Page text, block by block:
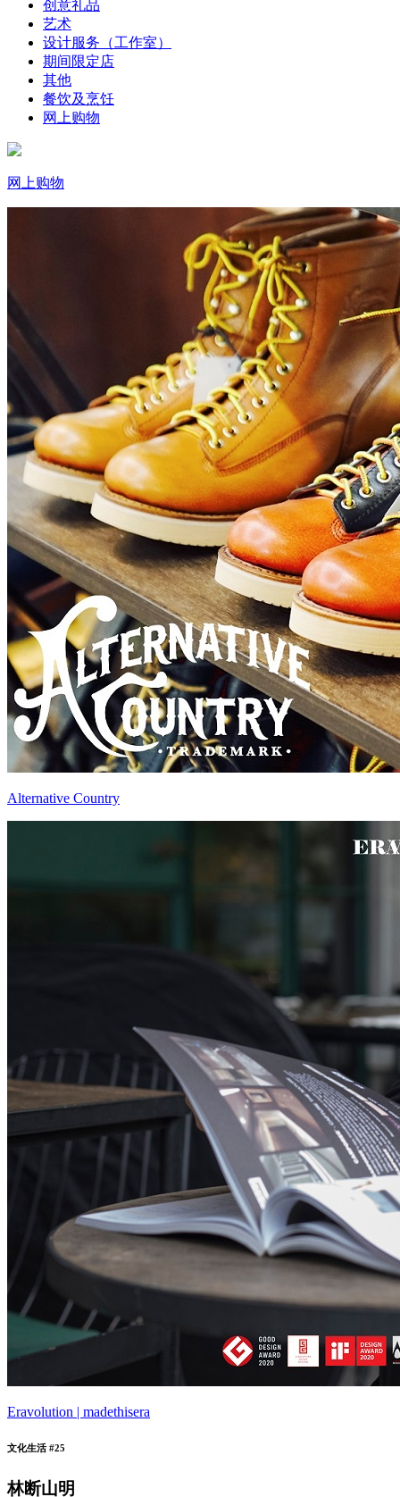
创意礼品
艺术
设计服务（工作室）
期间限定店
其他
餐饮及烹饪
网上购物
网上购物
Alternative Country
Eravolution | madethisera
文化生活 #25
林断山明